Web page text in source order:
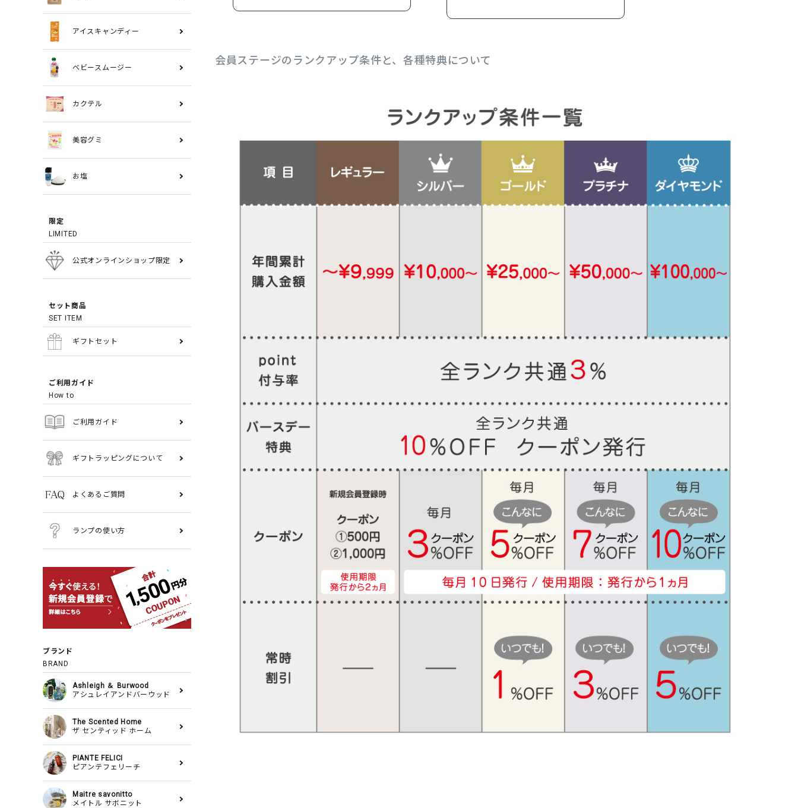
アイスキャンディー
ベビースムージー
カクテル
美容グミ
お塩
限定
LIMITED
公式オンラインショップ限定
セット商品
SET ITEM
ギフトセット
ご利用ガイド
How to
ご利用ガイド
ギフトラッピングについて
よくあるご質問
ランプの使い方
ブランド
BRAND
Ashleigh ＆ Burwood
アシュレイアンドバーウッド
The Scented Home
ザ センティッド ホーム
PIANTE FELICI
ピアンテフェリーチ
Maitre savonitto
メイトル サボニット
会員ステージのランクアップ条件と、各種特典について